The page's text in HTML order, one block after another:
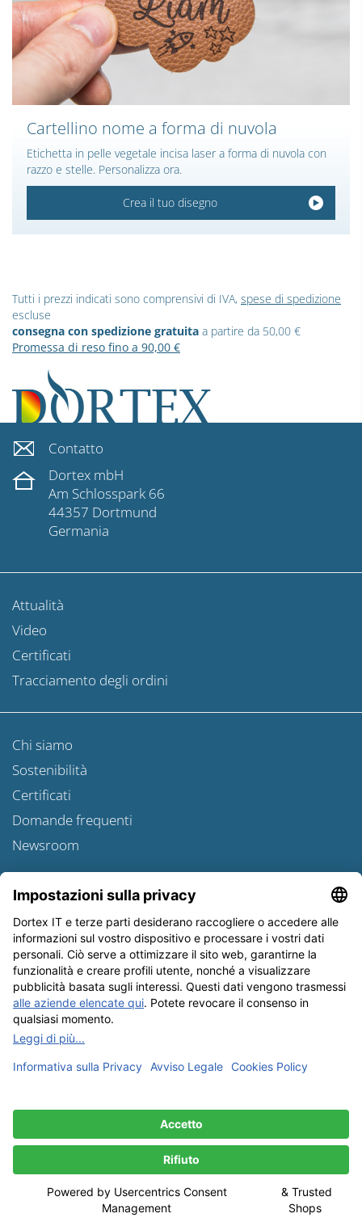
Cartellino nome a forma di nuvola
Etichetta in pelle vegetale incisa laser a forma di nuvola con
razzo e stelle. Personalizza ora.
Crea il tuo disegno
Tutti i prezzi indicati sono comprensivi di IVA, spese di spedizione
escluse
consegna con spedizione gratuita a partire da 50,00 €
Promessa di reso fino a 90,00 €
Contatto
Dortex mbH
Am Schlosspark 66
44357 Dortmund
Germania
Attualità
Video
Certificati
Tracciamento degli ordini
Chi siamo
Sostenibilità
Certificati
Domande frequenti
Newsroom
Informativa sulle spedizioni
Newsletter
Tutela dei dati
Condizioni Generali
Editoriale
I nostri metodi di pagamento: